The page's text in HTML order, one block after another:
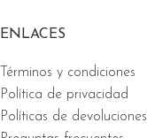
ENLACES
Términos y condiciones
Política de privacidad
Políticas de devoluciones